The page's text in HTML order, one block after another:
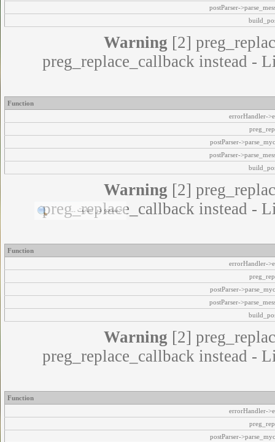
postParser-
Warning [2]
preg_replace_callback instead -
Function
errorHandler-
postParser-
postParser-
Warning [2]
preg_replace_callback instead -
Function
errorHandler-
postParser-
postParser-
Warning [2]
preg_replace_callback instead -
Function
errorHandler-
postParser-